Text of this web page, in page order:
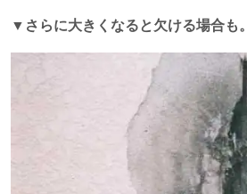
▼さらに大きくなると欠ける場合も。